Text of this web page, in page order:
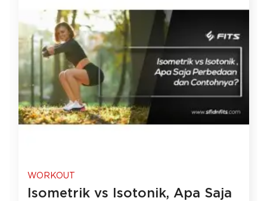
WORKOUT
Isometrik vs Isotonik, Apa Saja